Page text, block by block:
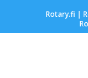
Rotary.fi |